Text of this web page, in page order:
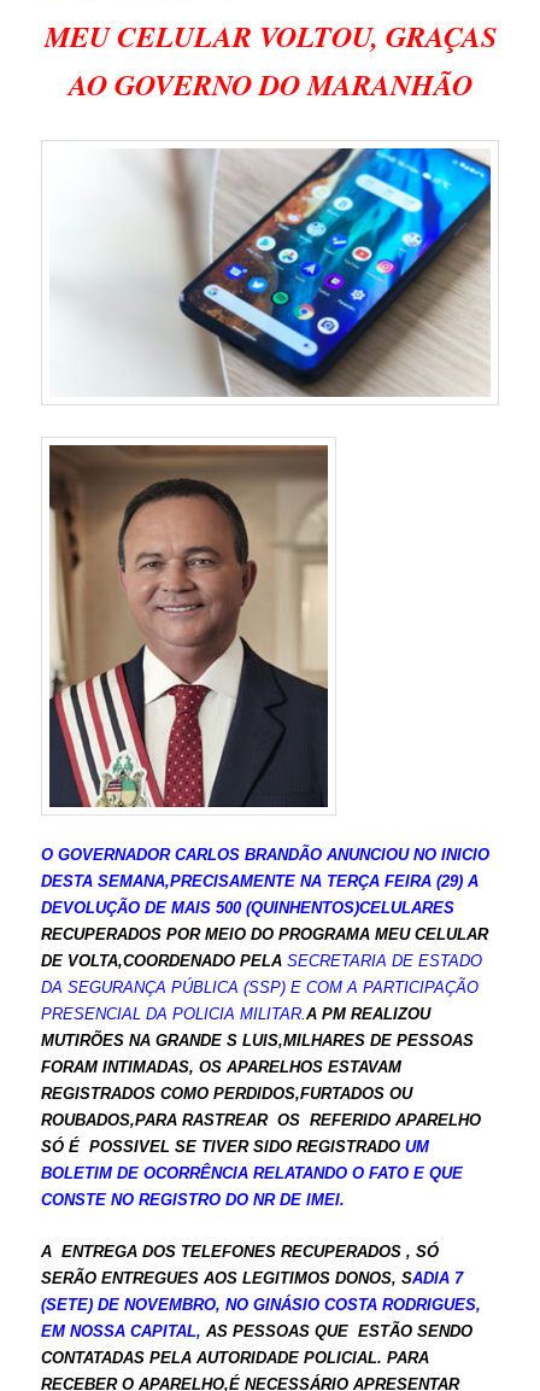
MEU CELULAR VOLTOU, GRAÇAS
AO GOVERNO DO MARANHÃO
O GOVERNADOR CARLOS BRANDÃO ANUNCIOU NO INICIO
DESTA SEMANA,PRECISAMENTE NA TERÇA FEIRA (29) A
DEVOLUÇÃO DE MAIS 500 (QUINHENTOS)CELULARES
RECUPERADOS POR MEIO DO PROGRAMA MEU CELULAR
DE VOLTA,COORDENADO PELASECRETARIA DE ESTADO
DA SEGURANÇA PÚBLICA (SSP) E COM A PARTICIPAÇÃO
PRESENCIAL DA POLICIA MILITAR.A PM REALIZOU
MUTIRÕES NA GRANDE S LUIS,MILHARES DE PESSOAS
FORAM INTIMADAS, OS APARELHOS ESTAVAM
REGISTRADOS COMO PERDIDOS,FURTADOS OU
ROUBADOS,PARA RASTREAR OS REFERIDO APARELHO
SÓ É POSSIVEL SE TIVER SIDO REGISTRADOUM
BOLETIM DE OCORRÊNCIA RELATANDO O FATO E QUE
CONSTE NO REGISTRO DO NR DE IMEI.
A ENTREGA DOS TELEFONES RECUPERADOS , SÓ
SERÃO ENTREGUES AOS LEGITIMOS DONOS, SADIA 7
(SETE) DE NOVEMBRO, NO GINÁSIO COSTA RODRIGUES,
EM NOSSA CAPITAL, AS PESSOAS QUE ESTÃO SENDO
CONTATADAS PELA AUTORIDADE POLICIAL. PARA
RECEBER O APARELHO,É NECESSÁRIO APRESENTAR